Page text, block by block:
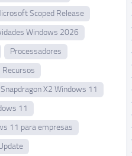
Scoped Release
Windows 2026
Processadores
Recursos
Snapdragon X2 Windows 11
11
11 para empresas